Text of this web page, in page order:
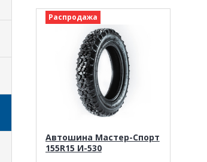
Распродажа
Автошина Мастер-Спорт
155R15 И-530